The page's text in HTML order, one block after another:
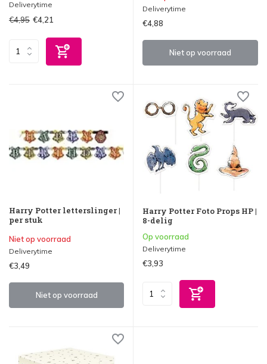
Deliverytime
€4,95 €4,21
Deliverytime
€4,88
Niet op voorraad
Harry Potter letterslinger |
per stuk
Niet op voorraad
Deliverytime
€3,49
Niet op voorraad
Harry Potter Foto Props HP |
8-delig
Op voorraad
Deliverytime
€3,93